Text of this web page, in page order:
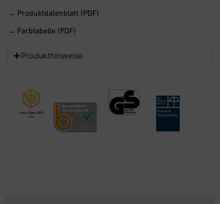
→ Produktdatenblatt (PDF)
→ Farbtabelle (PDF)
Produkthinweise